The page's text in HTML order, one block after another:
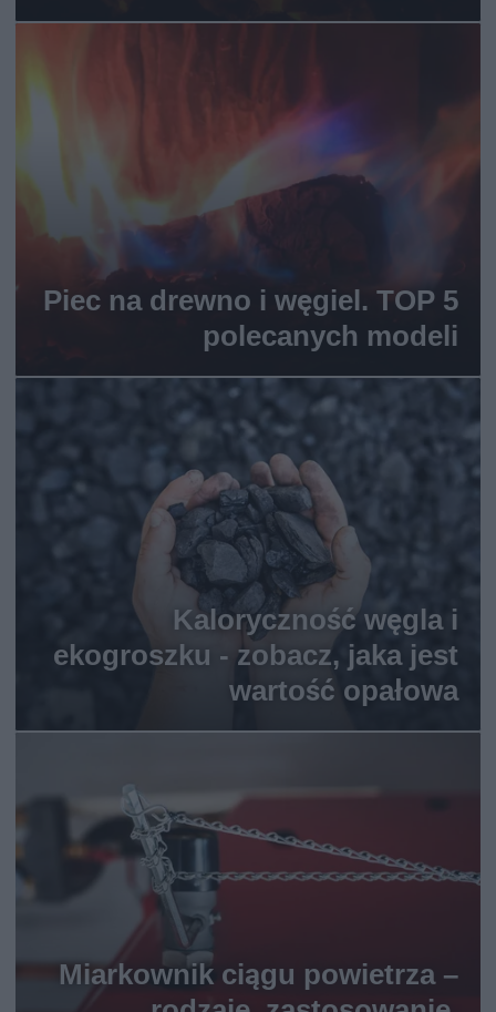
Piec na drewno i węgiel. TOP 5
polecanych modeli
Kaloryczność węgla i
ekogroszku - zobacz, jaka jest
wartość opałowa
Miarkownik ciągu powietrza –